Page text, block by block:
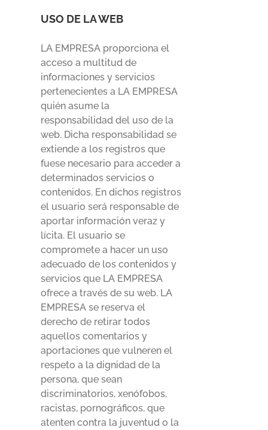
USO DE LA WEB
LA EMPRESA proporciona el
acceso a multitud de
informaciones y servicios
pertenecientes a LA EMPRESA
quién asume la
responsabilidad del uso de la
web. Dicha responsabilidad se
extiende a los registros que
fuese necesario para acceder a
determinados servicios o
contenidos. En dichos registros
el usuario será responsable de
aportar información veraz y
lícita. El usuario se
compromete a hacer un uso
adecuado de los contenidos y
servicios que LA EMPRESA
ofrece a través de su web. LA
EMPRESA se reserva el
derecho de retirar todos
aquellos comentarios y
aportaciones que vulneren el
respeto a la dignidad de la
persona, que sean
discriminatorios, xenófobos,
racistas, pornográficos, que
atenten contra la juventud o la